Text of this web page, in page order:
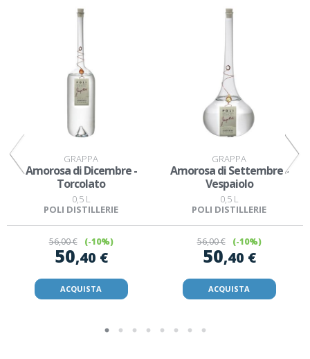
GRAPPA
Amorosa di Dicembre -
Torcolato
0,5 L
POLI DISTILLERIE
56,00 € (-10%)
50,40 €
ACQUISTA
GRAPPA
Amorosa di Settembre -
Vespaiolo
0,5 L
POLI DISTILLERIE
56,00 € (-10%)
50,40 €
ACQUISTA